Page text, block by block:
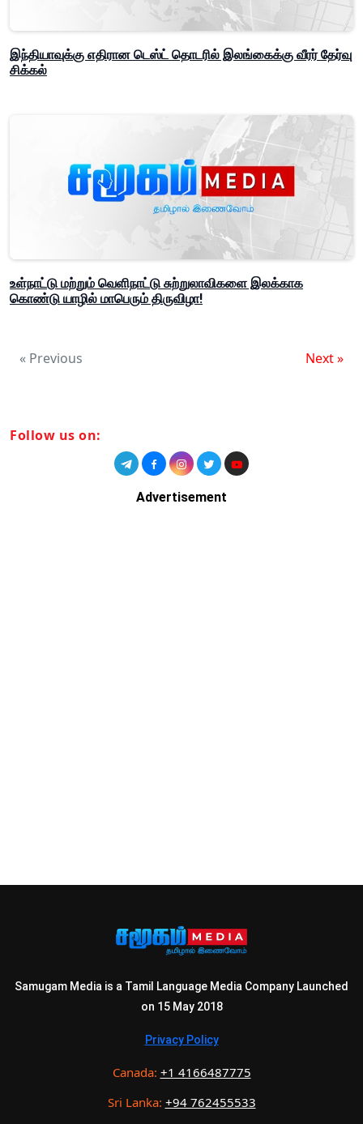
இந்தியாவுக்கு எதிரான டெஸ்ட் தொடரில் இலங்கைக்கு வீரர் தேர்வு
சிக்கல்
உள்நாட்டு மற்றும் வெளிநாட்டு சுற்றுலாவிகளை இலக்காக
கொண்டு யாழில் மாபெரும் திருவிழா!
« Previous Next »
Follow us on:
Advertisement
Samugam Media is a Tamil Language Media Company Launched
on 15 May 2018
Privacy Policy
Canada: +1 4166487775
Sri Lanka: +94 762455533